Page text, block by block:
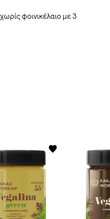
φοινικέλαιο με 3